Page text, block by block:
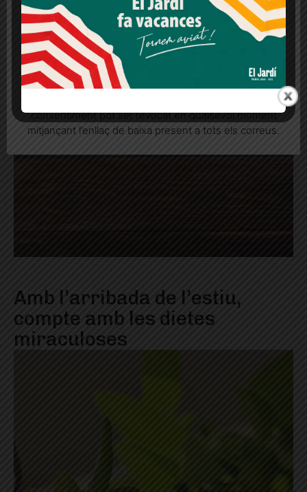
Amb l’arribada de l’estiu,
compte amb les dietes
miraculoses
Més informació Acceptar Rebutjar tot
Quan l’usuari crea un compte al Diari el Jardí, dona el
seu consentiment explícit per rebre comunicacions
consentiment pot ser revocat en qualsevol moment
mitjançant l’enllaç de baixa present a tots els correus.